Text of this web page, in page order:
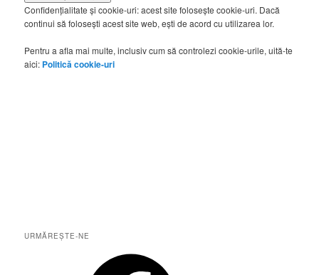
Confidențialitate și cookie-uri: acest site folosește cookie-uri. Dacă
continui să folosești acest site web, ești de acord cu utilizarea lor.
Pentru a afla mai multe, inclusiv cum să controlezi cookie-urile, uită-te
aici: Politică cookie-uri
URMĂREȘTE-NE